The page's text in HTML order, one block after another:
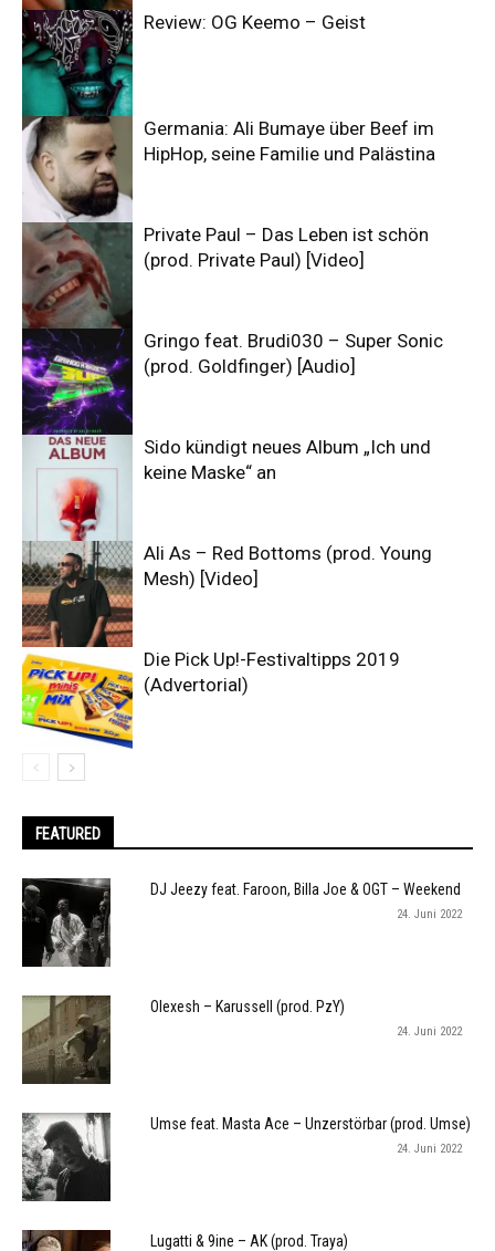
Review: OG Keemo – Geist
Germania: Ali Bumaye über Beef im
HipHop, seine Familie und Palästina
Private Paul – Das Leben ist schön
(prod. Private Paul) [Video]
Gringo feat. Brudi030 – Super Sonic
(prod. Goldfinger) [Audio]
Sido kündigt neues Album „Ich und
keine Maske“ an
Ali As – Red Bottoms (prod. Young
Mesh) [Video]
Die Pick Up!-Festivaltipps 2019
(Advertorial)
FEATURED
DJ Jeezy feat. Faroon, Billa Joe & OGT – Weekend
24. Juni 2022
Olexesh – Karussell (prod. PzY)
24. Juni 2022
Umse feat. Masta Ace – Unzerstörbar (prod. Umse)
24. Juni 2022
Lugatti & 9ine – AK (prod. Traya)